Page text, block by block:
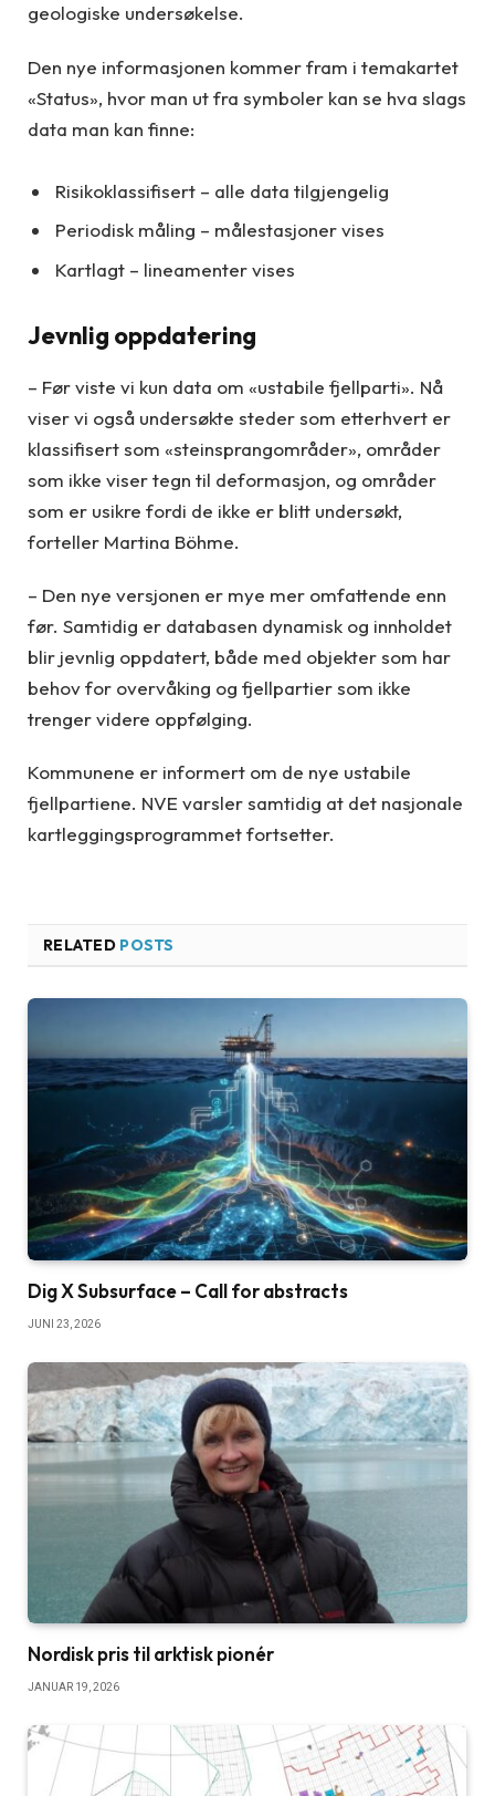
geologiske undersøkelse.
Den nye informasjonen kommer fram i temakartet
«Status», hvor man ut fra symboler kan se hva slags
data man kan finne:
Risikoklassifisert – alle data tilgjengelig
Periodisk måling – målestasjoner vises
Kartlagt – lineamenter vises
Jevnlig oppdatering
– Før viste vi kun data om «ustabile fjellparti». Nå
viser vi også undersøkte steder som etterhvert er
klassifisert som «steinsprangområder», områder
som ikke viser tegn til deformasjon, og områder
som er usikre fordi de ikke er blitt undersøkt,
forteller Martina Böhme.
– Den nye versjonen er mye mer omfattende enn
før. Samtidig er databasen dynamisk og innholdet
blir jevnlig oppdatert, både med objekter som har
behov for overvåking og fjellpartier som ikke
trenger videre oppfølging.
Kommunene er informert om de nye ustabile
fjellpartiene. NVE varsler samtidig at det nasjonale
kartleggingsprogrammet fortsetter.
RELATED POSTS
Dig X Subsurface – Call for abstracts
JUNI 23, 2026
Nordisk pris til arktisk pionér
JANUAR 19, 2026